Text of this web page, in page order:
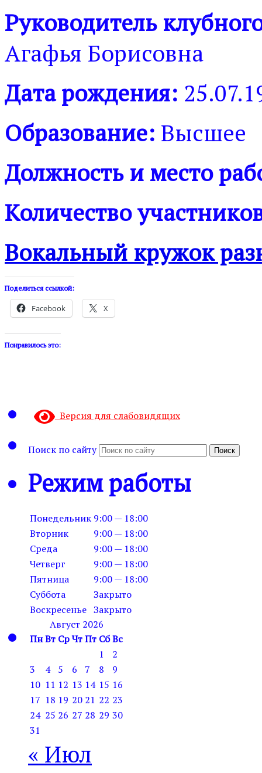
Руководитель
Агафья Борисовна
Дата рождения:
Образование: Высшее
Должность и место
Количество
Вокальный кружок
Поделиться ссылкой:
Facebook X
Понравилось это:
Версия для слабовидящих
Поиск по сайту Поиск
Режим работы
Понедельник 9:00 — 18:00
Вторник
9:00 — 18:00
Среда
9:00 — 18:00
Четверг
9:00 — 18:00
Пятница
9:00 — 18:00
Суббота
Закрыто
Воскресенье Закрыто
Август 2026
ПнВт СрЧтПт СбВс
1
2
3
4 5 6 7 8
9
10 11 12 13 14 15 16
17 18 19 20 21 22 23
24 25 26 27 28 29 30
31
« Июл